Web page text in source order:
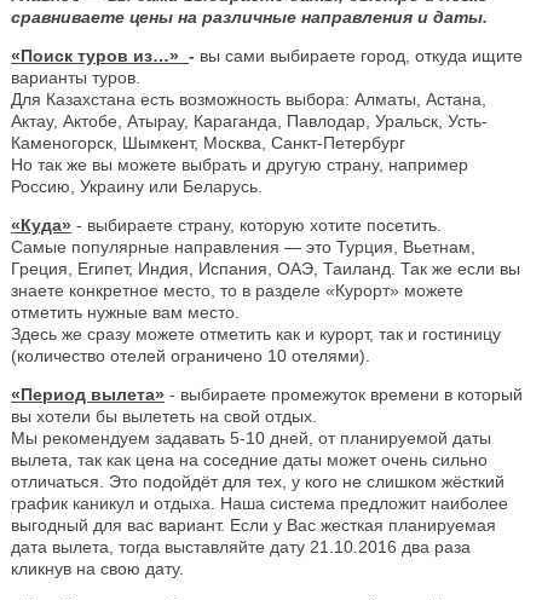
сравниваете цены на различные направления и даты.
«Поиск туров из…» - вы сами выбираете город, откуда ищите
варианты туров.
Для Казахстана есть возможность выбора: Алматы, Астана,
Актау, Актобе, Атырау, Караганда, Павлодар, Уральск, Усть-
Каменогорск, Шымкент, Москва, Санкт-Петербург
Но так же вы можете выбрать и другую страну, например
Россию, Украину или Беларусь.
«Куда» - выбираете страну, которую хотите посетить.
Самые популярные направления — это Турция, Вьетнам,
Греция, Египет, Индия, Испания, ОАЭ, Таиланд. Так же если вы
знаете конкретное место, то в разделе «Курорт» можете
отметить нужные вам место.
Здесь же сразу можете отметить как и курорт, так и гостиницу
(количество отелей ограничено 10 отелями).
«Период вылета» - выбираете промежуток времени в который
вы хотели бы вылететь на свой отдых.
Мы рекомендуем задавать 5-10 дней, от планируемой даты
вылета, так как цена на соседние даты может очень сильно
отличаться. Это подойдёт для тех, у кого не слишком жёсткий
график каникул и отдыха. Наша система предложит наиболее
выгодный для вас вариант. Если у Вас жесткая планируемая
дата вылета, тогда выставляйте дату 21.10.2016 два раза
кликнув на свою дату.